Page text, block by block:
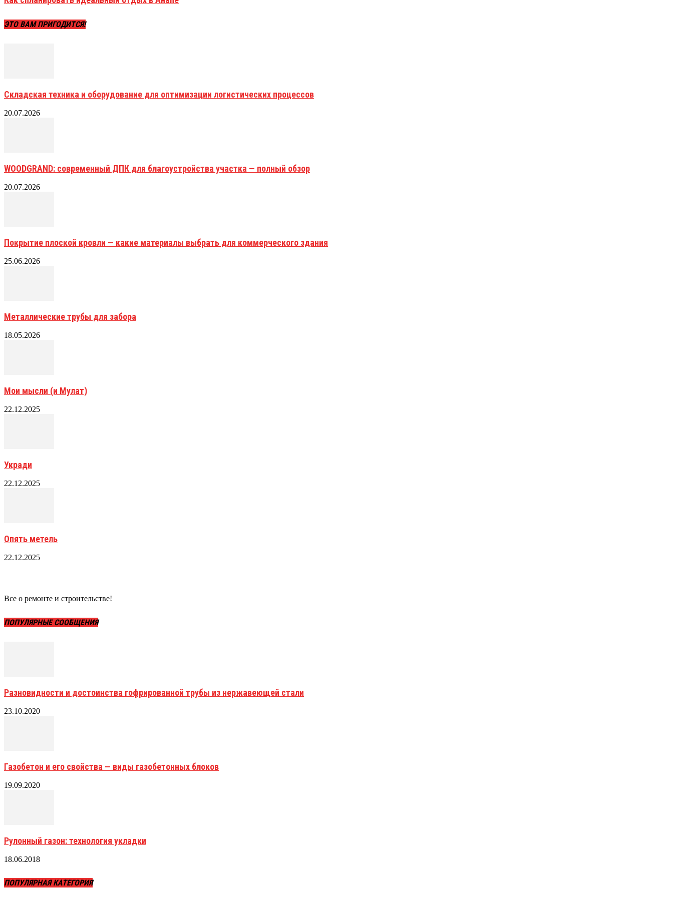
ЭТО ВАМ ПРИГОДИТСЯ!
Складская техника и оборудование для оптимизации логистических процессов
20.07.2026
WOODGRAND: современный ДПК для благоустройства участка — полный обзор
20.07.2026
Покрытие плоской кровли — какие материалы выбрать для коммерческого здания
25.06.2026
Металлические трубы для забора
18.05.2026
Мои мысли (и Мулат)
22.12.2025
Укради
22.12.2025
Опять метель
22.12.2025
Все о ремонте и строительстве!
ПОПУЛЯРНЫЕ СООБЩЕНИЯ
Разновидности и достоинства гофрированной трубы из нержавеющей стали
23.10.2020
Газобетон и его свойства — виды газобетонных блоков
19.09.2020
Рулонный газон: технология укладки
18.06.2018
ПОПУЛЯРНАЯ КАТЕГОРИЯ